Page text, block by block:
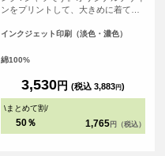
ンをプリントして、大きめに着て、
う！
インクジェット印刷（淡色・濃色）
綿100%
3,530円 (税込 3,883円)
\まとめて割/
50％ 1,765 円（税込）